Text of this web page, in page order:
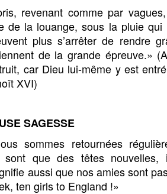
revenant comme par
de la louange, sous la pluie
plus s’arrêter de rendre
de la grande épreuve.»
car Dieu lui-même y est
XVI)
SAGESSE
sommes retournées
que des têtes nouvelles,
aussi que nos amies sont
ten girls to England !»